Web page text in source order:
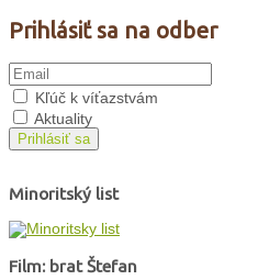
Prihlásiť sa na odber
Kľúč k víťazstvám
Aktuality
Prihlásiť sa
Minoritský list
Film: brat Štefan